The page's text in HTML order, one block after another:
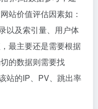
站价值评估因素如：
以及索引量、用户体
最主要还是需要根据
的数据则需要找
站的IP、PV、跳出率